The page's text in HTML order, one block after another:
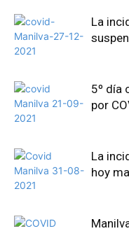
La
5º día
por
La
hoy